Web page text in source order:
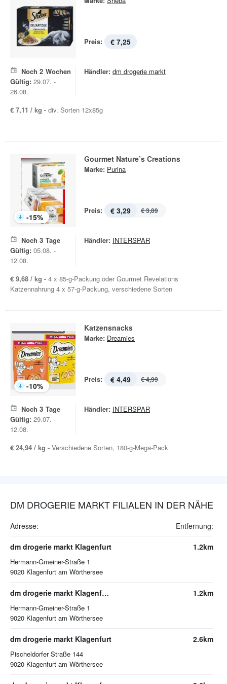
Preis: € 7,25
Noch 2 Wochen
Gültig: 29.07. -
26.08.
Händler: dm drogerie markt
€ 7,11 / kg - div. Sorten 12x85g
-15%
Gourmet Nature’s Creations
Marke: Purina
Preis: € 3,29 € 3,89
Noch 3 Tage
Gültig: 05.08. -
12.08.
Händler: INTERSPAR
€ 9,68 / kg - 4 x 85-g-Packung oder Gourmet Revelations
Katzennahrung 4 x 57-g-Packung, verschiedene Sorten
-10%
Katzensnacks
Marke: Dreamies
Preis: € 4,49 € 4,99
Noch 3 Tage
Gültig: 29.07. -
12.08.
Händler: INTERSPAR
€ 24,94 / kg - Verschiedene Sorten, 180-g-Mega-Pack
DM DROGERIE MARKT FILIALEN IN DER NÄHE
Adresse: Entfernung:
dm drogerie markt Klagenfurt
Hermann-Gmeiner-Straße 1
9020 Klagenfurt am Wörthersee
1.2km
dm drogerie markt Klagenfurt am Wörthersee
Hermann-Gmeiner-Straße 1
9020 Klagenfurt am Wörthersee
1.2km
dm drogerie markt Klagenfurt
Pischeldorfer Straße 144
9020 Klagenfurt am Wörthersee
2.6km